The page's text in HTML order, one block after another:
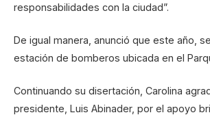
responsabilidades con la ciudad”.
De igual manera, anunció que este año,
estación de bomberos ubicada en el
Continuando su disertación, Carolina
presidente, Luis Abinader, por el apoyo